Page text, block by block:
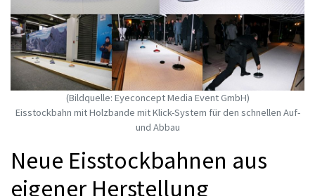
(Bildquelle: Eyeconcept Media Event GmbH)
Eisstockbahn mit Holzbande mit Klick-System für den schnellen Auf-
und Abbau
Neue Eisstockbahnen aus
eigener Herstellung